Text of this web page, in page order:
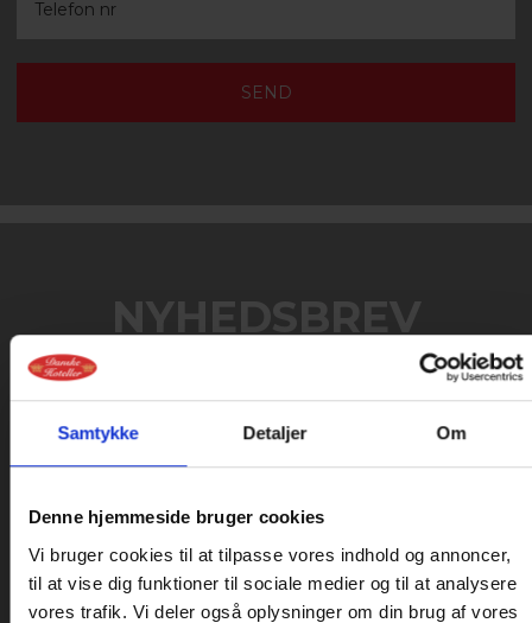
Samtykke Detaljer Om
Denne hjemmeside bruger cookies
Vi bruger cookies til at tilpasse vores indhold og annoncer,
til at vise dig funktioner til sociale medier og til at analysere
vores trafik. Vi deler også oplysninger om din brug af vores
NYHEDSBREV
Tilmeld dig Danske Hotellers nyhedsbrev og
modtag nyheder og gode tilbud
Tilmeld nyhedsbrev